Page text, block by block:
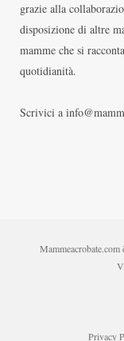
grazie alla
disposizione di altre
mamme che si
quotidianità.
Scrivici a
Privacy